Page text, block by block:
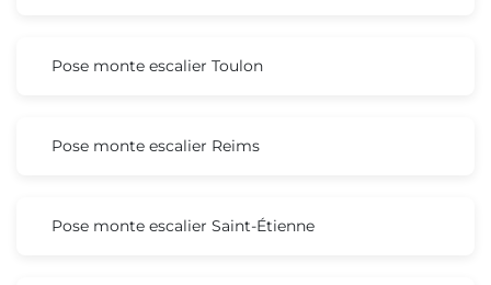
Pose monte escalier Toulon
Pose monte escalier Reims
Pose monte escalier Saint-Étienne